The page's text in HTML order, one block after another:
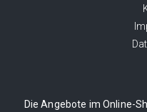
Die Angebote im Online-